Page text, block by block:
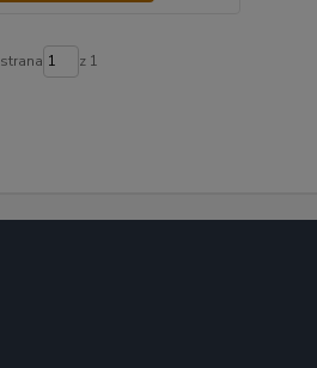
strana z 1